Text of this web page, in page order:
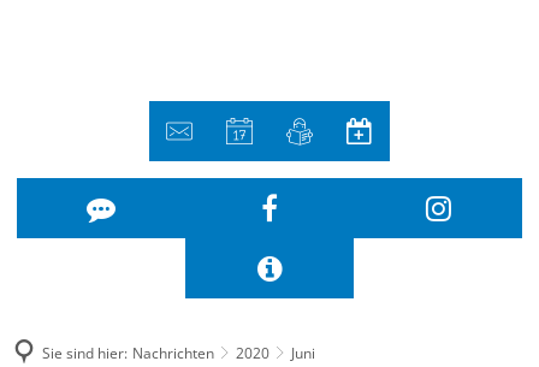
Sie sind hier: Nachrichten 2020 Juni